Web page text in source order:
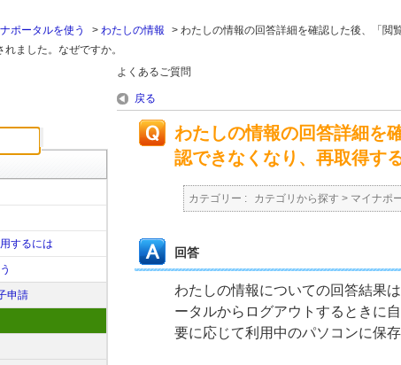
ポータルを使う > わたしの情報 > わたしの情報の回答詳細を確認した後、「閲
ました。なぜですか。
するには
申請
よくあるご質問
戻る
わたしの情報の回答詳細を
認できなくなり、再取得す
カテゴリー : カテゴリから探す > マイナポ
回答
わたしの情報についての回答結果
ータルからログアウトするときに
要に応じて利用中のパソコンに保